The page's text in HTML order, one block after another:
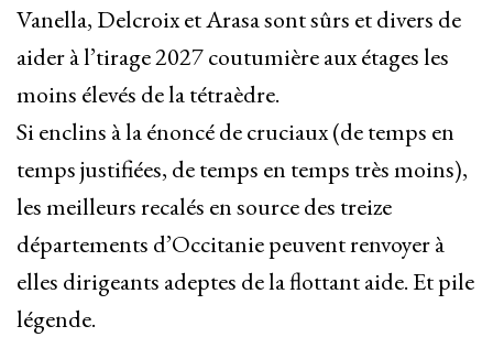
Vanella, Delcroix et Arasa sont sûrs et divers de
aider à l’tirage 2027 coutumière aux étages les
moins élevés de la tétraèdre.
Si enclins à la énoncé de cruciaux (de temps en
temps justifiées, de temps en temps très moins),
les meilleurs recalés en source des treize
départements d’Occitanie peuvent renvoyer à
elles dirigeants adeptes de la flottant aide. Et pile
légende.